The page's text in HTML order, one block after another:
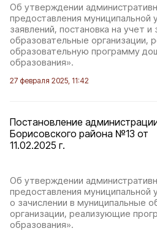
Об утверждении
предоставления муниципальной
заявлений, постановка на учет
образовательные организации,
образовательную программу
образования».
27 февраля 2025, 11:42
Постановление
Борисовского района №13 от
11.02.2025 г.
Об утверждении
предоставления муниципальной
о зачислении в муниципальные
организации, реализующие
образования».